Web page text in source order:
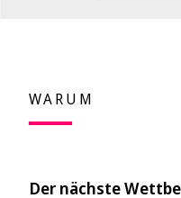
WARUM
Der nächste